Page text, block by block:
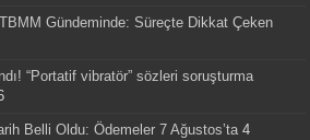
Gündeminde: Süreçte Dikkat Çeken
“Portatif vibratör” sözleri soruşturma
Belli Oldu: Ödemeler 7 Ağustos’ta 4